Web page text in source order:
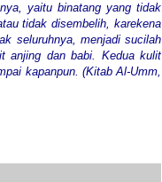
yaitu binatang yang tidak
tidak disembelih, karekena
seluruhnya, menjadi sucilah
anjing dan babi. Kedua kulit
kapanpun. (Kitab Al-Umm,